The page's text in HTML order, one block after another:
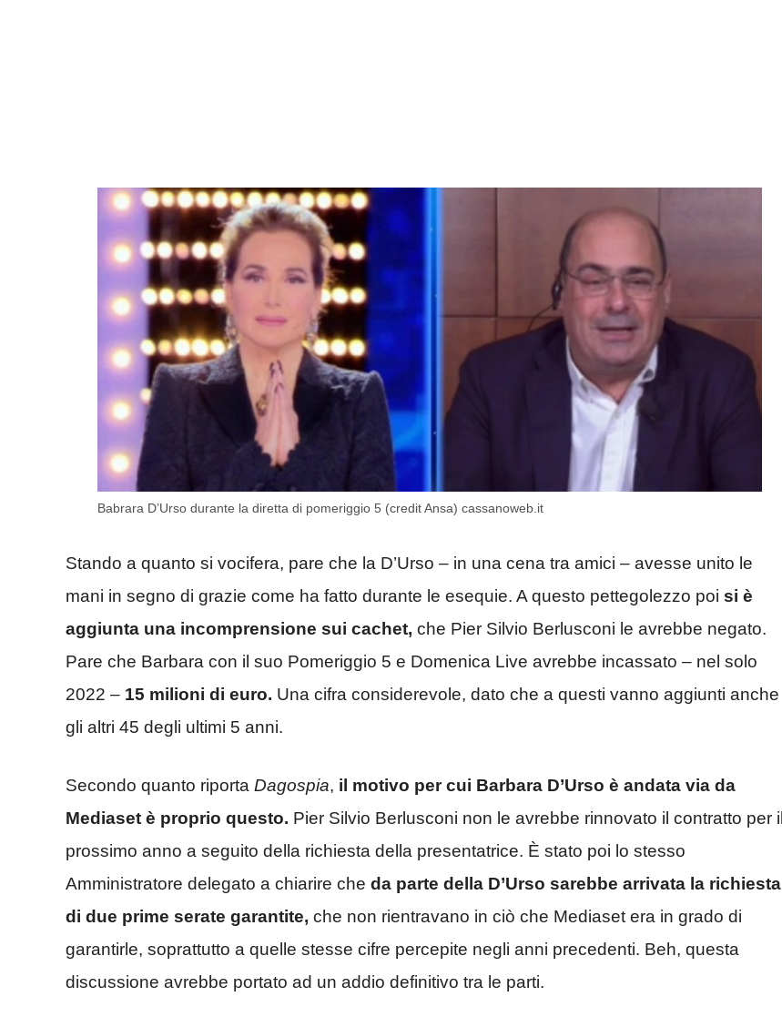
Babrara D’Urso durante la diretta di pomeriggio 5 (credit Ansa) cassanoweb.it
Stando a quanto si vocifera, pare che la D’Urso – in una cena tra amici – avesse unito le
mani in segno di grazie come ha fatto durante le esequie. A questo pettegolezzo poi si è
aggiunta una incomprensione sui cachet, che Pier Silvio Berlusconi le avrebbe negato.
Pare che Barbara con il suo Pomeriggio 5 e Domenica Live avrebbe incassato – nel solo
2022 – 15 milioni di euro. Una cifra considerevole, dato che a questi vanno aggiunti anche
gli altri 45 degli ultimi 5 anni.
Secondo quanto riporta Dagospia, il motivo per cui Barbara D’Urso è andata via da
Mediaset è proprio questo. Pier Silvio Berlusconi non le avrebbe rinnovato il contratto per il
prossimo anno a seguito della richiesta della presentatrice. È stato poi lo stesso
Amministratore delegato a chiarire che da parte della D’Urso sarebbe arrivata la richiesta
di due prime serate garantite, che non rientravano in ciò che Mediaset era in grado di
garantirle, soprattutto a quelle stesse cifre percepite negli anni precedenti. Beh, questa
discussione avrebbe portato ad un addio definitivo tra le parti.